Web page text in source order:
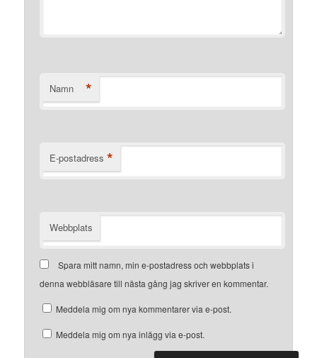
Namn *
E-postadress *
Webbplats
Spara mitt namn, min e-postadress och webbplats i
denna webbläsare till nästa gång jag skriver en kommentar.
Meddela mig om nya kommentarer via e-post.
Meddela mig om nya inlägg via e-post.